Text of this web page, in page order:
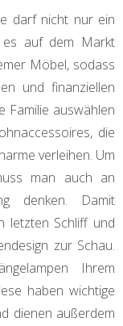
darf nicht nur ein
es auf dem Markt
Möbel, sodass
und finanziellen
Familie auswählen
die
verleihen. Um
man auch an
denken. Damit
letzten Schliff und
zur Schau.
Ihrem
haben wichtige
dienen außerdem